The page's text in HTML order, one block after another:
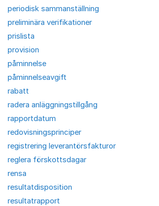
periodisk sammanställning
preliminära verifikationer
prislista
provision
påminnelse
påminnelseavgift
rabatt
radera anläggningstillgång
rapportdatum
redovisningsprinciper
registrering leverantörsfakturor
reglera förskottsdagar
rensa
resultatdisposition
resultatrapport